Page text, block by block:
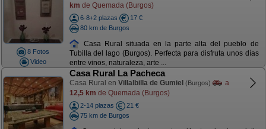
8 Fotos
Video
km de Quemada (Burgos)
6-8+2 plazas
17 €
80 km de Burgos
Casa Rural situada en la parte alta del pueblo de
Tubilla del lago (Burgos). Perfecta para disfruta unos días
entre vinos, naturaleza, arte ...
Casa Rural La Pacheca
Casa Rural en Villalbilla de Gumiel (Burgos)
a
12,5 km de Quemada (Burgos)
2-14 plazas
21 €
75 km de Burgos